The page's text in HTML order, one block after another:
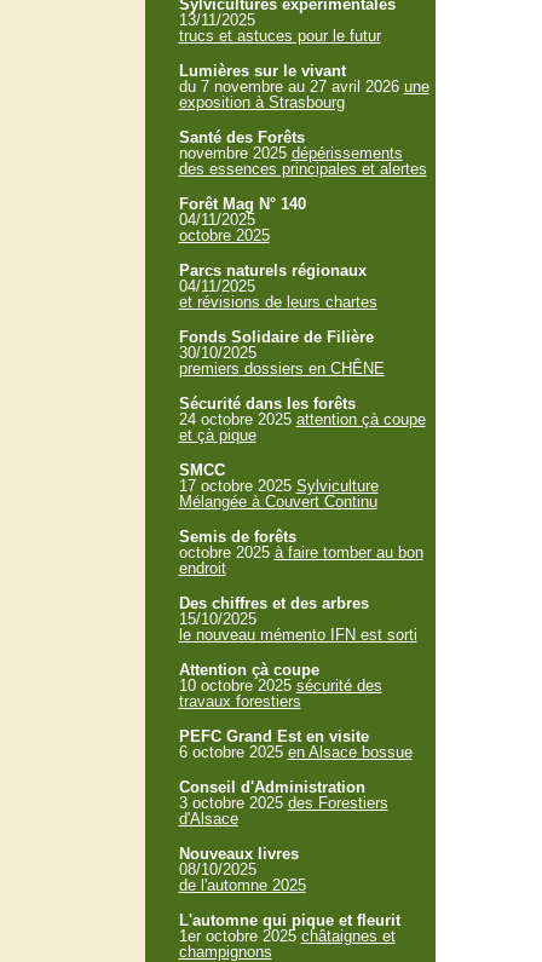
Sylvicultures expérimentales
13/11/2025
trucs et astuces pour le futur
Lumières sur le vivant
du 7 novembre au 27 avril 2026 une
exposition à Strasbourg
Santé des Forêts
novembre 2025 dépérissements
des essences principales et alertes
Forêt Mag N° 140
04/11/2025
octobre 2025
Parcs naturels régionaux
04/11/2025
et révisions de leurs chartes
Fonds Solidaire de Filière
30/10/2025
premiers dossiers en CHÊNE
Sécurité dans les forêts
24 octobre 2025 attention çà coupe
et çà pique
SMCC
17 octobre 2025 Sylviculture
Mélangée à Couvert Continu
Semis de forêts
octobre 2025 à faire tomber au bon
endroit
Des chiffres et des arbres
15/10/2025
le nouveau mémento IFN est sorti
Attention çà coupe
10 octobre 2025 sécurité des
travaux forestiers
PEFC Grand Est en visite
6 octobre 2025 en Alsace bossue
Conseil d'Administration
3 octobre 2025 des Forestiers
d'Alsace
Nouveaux livres
08/10/2025
de l'automne 2025
L'automne qui pique et fleurit
1er octobre 2025 châtaignes et
champignons